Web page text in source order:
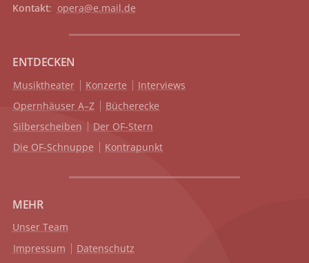
Kontakt: opera@e.mail.de
ENTDECKEN
Musiktheater Konzerte
Interviews
Opernhäuser A–Z
Bücherecke
Silberscheiben
Der OF-Stern
Die OF-Schnuppe
Kontrapunkt
MEHR
Unser Team
Impressum
Datenschutz